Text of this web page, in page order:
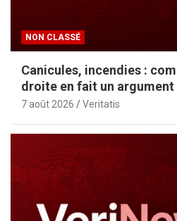
NON CLASSÉ
Canicules, incendies :
droite en fait un
7 août 2026 Veritatis